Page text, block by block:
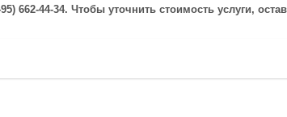
662-44-34. Чтобы уточнить стоимость услуги,